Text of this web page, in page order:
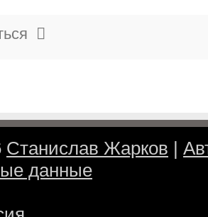
Станислав Жарков |
данные